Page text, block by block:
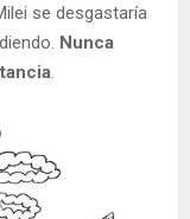
se desgastaría
Nunca
.